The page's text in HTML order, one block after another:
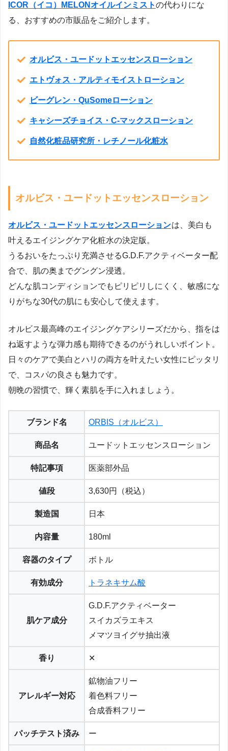
ICOR（イコ）MELONオイルインミストの代わりにな
る、おすすめの市販品をご紹介します。
オルビス・ユードットエッセンスローション
エトヴォス・アルティモイストローション
ビーグレン・QuSomeローション
キャシーズチョイス・C-マックスローション
自然化粧品研究所・レチノール化粧水
オルビス・ユードットエッセンスローション
オルビス・ユードットエッセンスローションは、美白も
叶えるエイジングケア化粧水の決定版。
うるおいをたっぷり充満させるG.D.F.アクティベーター配
合で、肌の奥までグングン浸透。
どんな肌コンディションでもピリピリしにくく、敏感にな
りがちな30代の肌にも安心して使えます。
オルビス最高峰のエイジングケアシリーズだから、指をは
ね返すような弾力感も期待できるのがうれしいポイント。
日々のケアで美白とハリの両方を叶えたい女性にピッタリ
で、コスパの良さも魅力です。
朝晩の習慣で、輝く素肌を手に入れましょう。
ブランド名 ORBIS（オルビス）
商品名 ユードットエッセンスローション
特記事項 医薬部外品
値段 3,630円（税込）
製造国 日本
内容量 180ml
容器のタイプ ボトル
有効成分 トラネキサム酸
肌ケア成分
G.D.F.アクティベーター
スイカズラエキス
メマツヨイグサ抽出液
香り ✕
アレルギー対応
鉱物油フリー
着色料フリー
合成香料フリー
パッチテスト済み ー